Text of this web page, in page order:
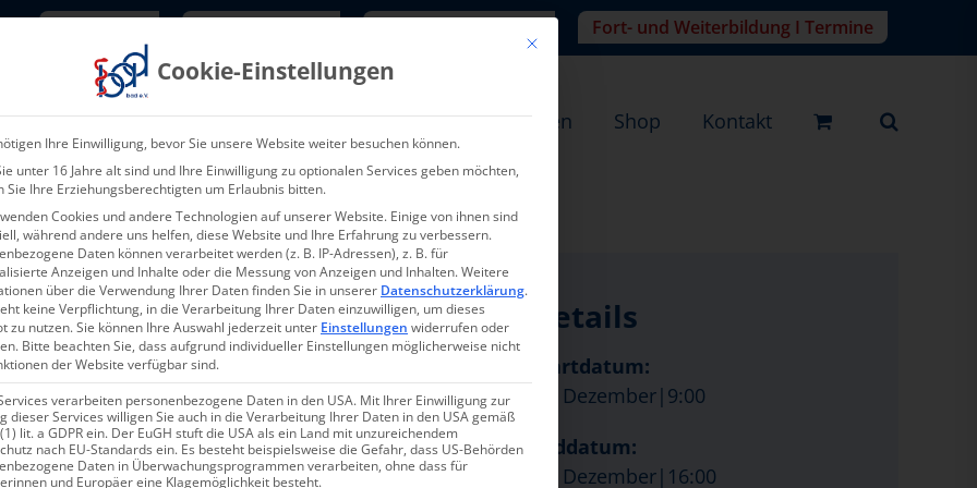
Fort- und Weiterbildung I Termine
Über uns Aktuelles & Presse Leistungen Shop Kontakt
Details
Startdatum:
14. Dezember|9:00
Enddatum:
14. Dezember|16:00
Mit diesem Button wird der Dialog geschlossen. Seine Funktionalität ist
Cookie-Einstellungen
Ihre Einwilligung, bevor Sie unsere Website weiter besuchen können.
unter 16 Jahre alt sind und Ihre Einwilligung zu optionalen Services geben möchten,
Sie Ihre Erziehungsberechtigten um Erlaubnis bitten.
Cookies und andere Technologien auf unserer Website. Einige von ihnen sind
während andere uns helfen, diese Website und Ihre Erfahrung zu verbessern.
Daten können verarbeitet werden (z. B. IP-Adressen), z. B. für
Anzeigen und Inhalte oder die Messung von Anzeigen und Inhalten.Weitere
über die Verwendung Ihrer Daten finden Sie in unserer Datenschutzerklärung.
keine Verpflichtung, in die Verarbeitung Ihrer Daten einzuwilligen, um dieses
zu nutzen.Sie können Ihre Auswahl jederzeit unter Einstellungen widerrufen oder
Bitte beachten Sie, dass aufgrund individueller Einstellungen möglicherweise nicht
der Website verfügbar sind.
verarbeiten personenbezogene Daten in den USA. Mit Ihrer Einwilligung zur
dieser Services willigen Sie auch in die Verarbeitung Ihrer Daten in den USA gemäß
lit. a GDPR ein. Der EuGH stuft die USA als ein Land mit unzureichendem
nach EU-Standards ein. Es besteht beispielsweise die Gefahr, dass US-Behörden
Daten in Überwachungsprogrammen verarbeiten, ohne dass für
und Europäer eine Klagemöglichkeit besteht.